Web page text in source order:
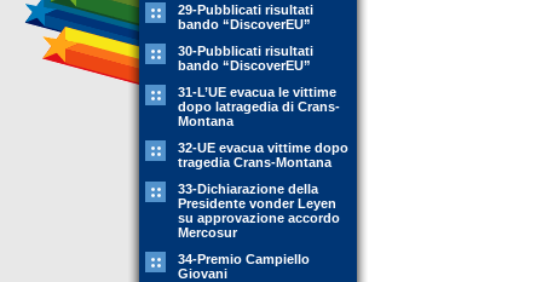
29-Pubblicati risultati
bando “DiscoverEU”
30-Pubblicati risultati
bando “DiscoverEU”
31-L’UE evacua le vittime
dopo latragedia di Crans-
Montana
32-UE evacua vittime dopo
tragedia Crans-Montana
33-Dichiarazione della
Presidente vonder Leyen
su approvazione accordo
Mercosur
34-Premio Campiello
Giovani